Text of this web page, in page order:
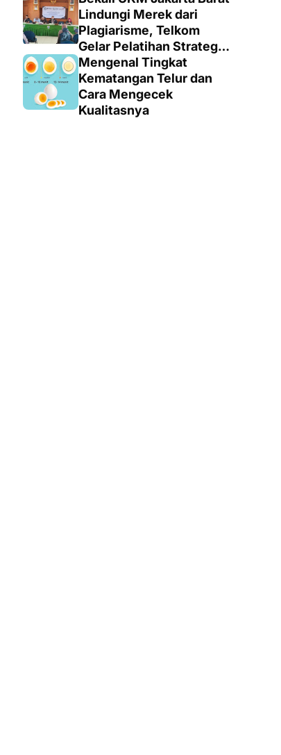
Lindungi Merek dari
Plagiarisme, Telkom
Gelar Pelatihan Strategi
Branding
Mengenal Tingkat
Kematangan Telur dan
Cara Mengecek
Kualitasnya